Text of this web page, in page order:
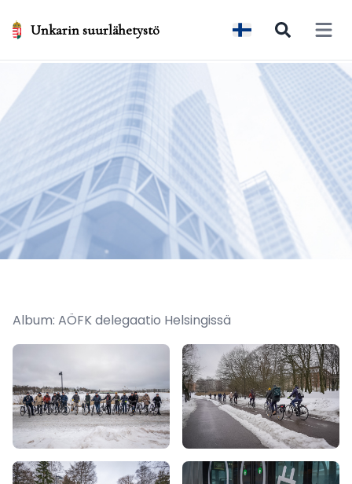
Unkarin suurlähetystö Open
Album: AÖFK delegaatio Helsingissä